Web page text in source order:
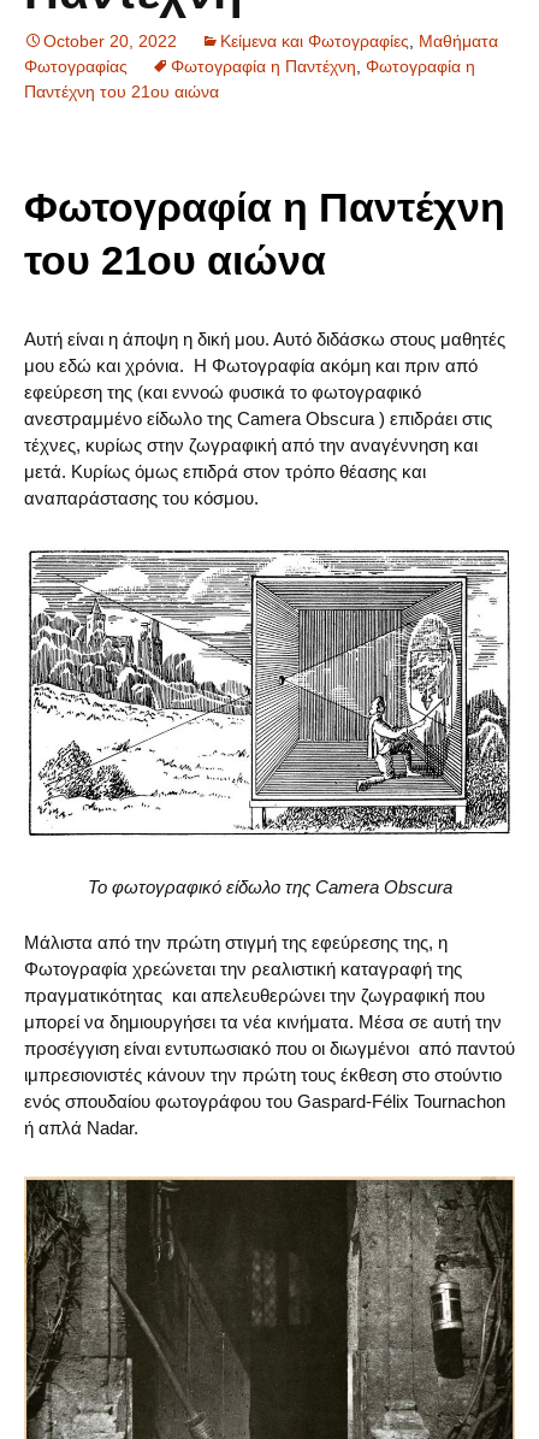
October 20, 2022 Κείμενα και Φωτογραφίες
Μαθήματα
Φωτογραφίας
Φωτογραφία η Παντέχνη Φωτογραφία η
Παντέχνη του 21ου αιώνα
Φωτογραφία η Παντέχνη
του 21ου αιώνα
Αυτή είναι η άποψη η δική μου. Αυτό διδάσκω στους μαθητές
μου εδώ και χρόνια. Η Φωτογραφία ακόμη και πριν από
εφεύρεση της (και εννοώ φυσικά το φωτογραφικό
ανεστραμμένο είδωλο της Camera Obscura ) επιδράει στις
τέχνες, κυρίως στην ζωγραφική από την αναγέννηση και
μετά. Κυρίως όμως επιδρά στον τρόπο θέασης και
αναπαράστασης του κόσμου.
Το φωτογραφικό είδωλο της Camera Obscura
Μάλιστα από την πρώτη στιγμή της εφεύρεσης της, η
Φωτογραφία χρεώνεται την ρεαλιστική καταγραφή της
πραγματικότητας και απελευθερώνει την ζωγραφική που
μπορεί να δημιουργήσει τα νέα κινήματα. Μέσα σε αυτή την
προσέγγιση είναι εντυπωσιακό που οι διωγμένοι από παντού
ιμπρεσιονιστές κάνουν την πρώτη τους έκθεση στο στούντιο
ενός σπουδαίου φωτογράφου του Gaspard-Félix Tournachon
ή απλά Nadar.